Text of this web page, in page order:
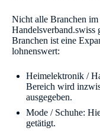
Nicht alle Branchen
Handelsverband.swiss
Branchen ist eine
lohnenswert:
Heimelektronik /
Bereich wird
ausgegeben.
Mode / Schuhe:
getätigt.